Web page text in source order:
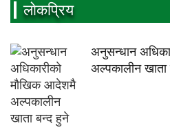
लाेकप्रिय
अनुसन्धान
अल्पकालीन खाता